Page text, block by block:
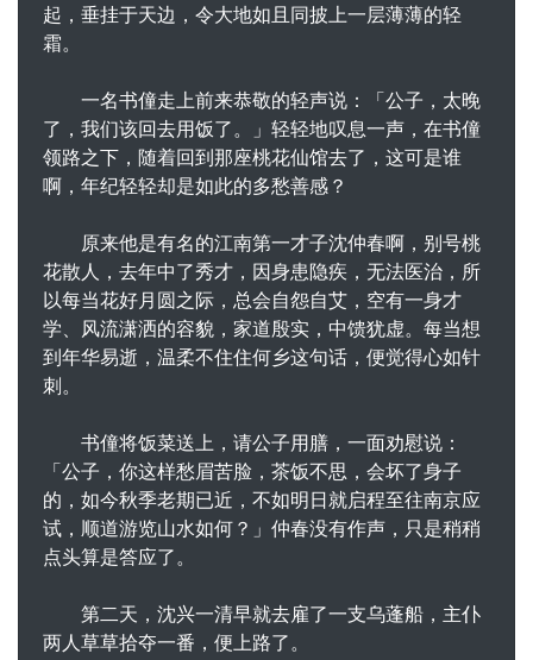
起，垂挂于天边，令大地如且同披上一层薄薄的轻
霜。
一名书僮走上前来恭敬的轻声说：「公子，太晚
了，我们该回去用饭了。」轻轻地叹息一声，在书僮
领路之下，随着回到那座桃花仙馆去了，这可是谁
啊，年纪轻轻却是如此的多愁善感？
原来他是有名的江南第一才子沈仲春啊，别号桃
花散人，去年中了秀才，因身患隐疾，无法医治，所
以每当花好月圆之际，总会自怨自艾，空有一身才
学、风流潇洒的容貌，家道殷实，中馈犹虚。每当想
到年华易逝，温柔不住住何乡这句话，便觉得心如针
刺。
书僮将饭菜送上，请公子用膳，一面劝慰说：
「公子，你这样愁眉苦脸，茶饭不思，会坏了身子
的，如今秋季老期已近，不如明日就启程至往南京应
试，顺道游览山水如何？」仲春没有作声，只是稍稍
点头算是答应了。
第二天，沈兴一清早就去雇了一支乌蓬船，主仆
两人草草拾夺一番，便上路了。